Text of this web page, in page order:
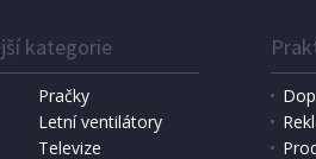
kategorie
Pračky
Letní ventilátory
Televize